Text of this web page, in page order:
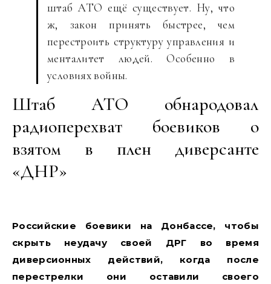
штаб АТО ещё существует. Ну, что
ж, закон принять быстрее, чем
перестроить структуру управления и
менталитет людей. Особенно в
условиях войны.
Штаб АТО обнародовал
радиоперехват боевиков о
взятом в плен диверсанте
«ДНР»
Российские боевики на Донбассе, чтобы
скрыть неудачу своей ДРГ во время
диверсионных действий, когда после
перестрелки они оставили своего